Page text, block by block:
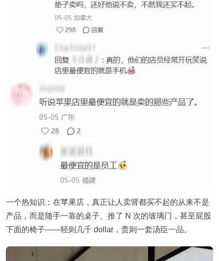
一个热知识：在苹果店，真正让人卖肾都买不起的从来不是
产品，而是随手一靠的桌子、推了 N 次的玻璃门，甚至屁股
下面的椅子——轻则几千 dollar，贵则一套汤臣一品。